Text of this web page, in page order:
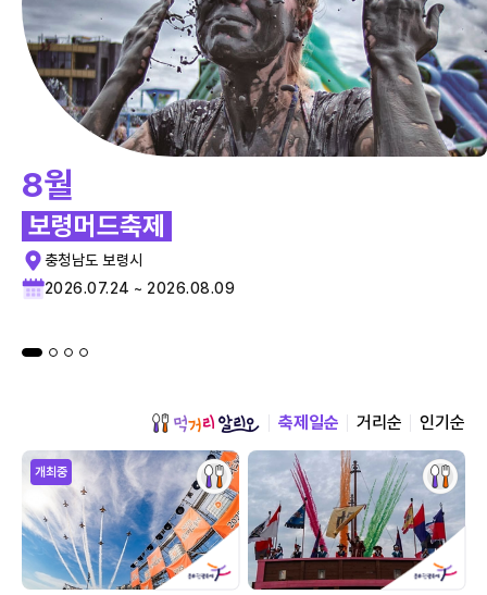
8월
보령머드축제
충청남도 보령시
2026.07.24 ~ 2026.08.09
축제일순 거리순 인기순
개최중